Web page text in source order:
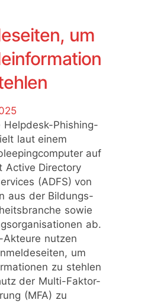
um
Helpdesk-Phishing-
laut einem
auf
Active Directory
(ADFS) von
aus der Bildungs-
sowie
ab.
Akteure nutzen
um
zu stehlen
der Multi-Faktor-
(MFA) zu